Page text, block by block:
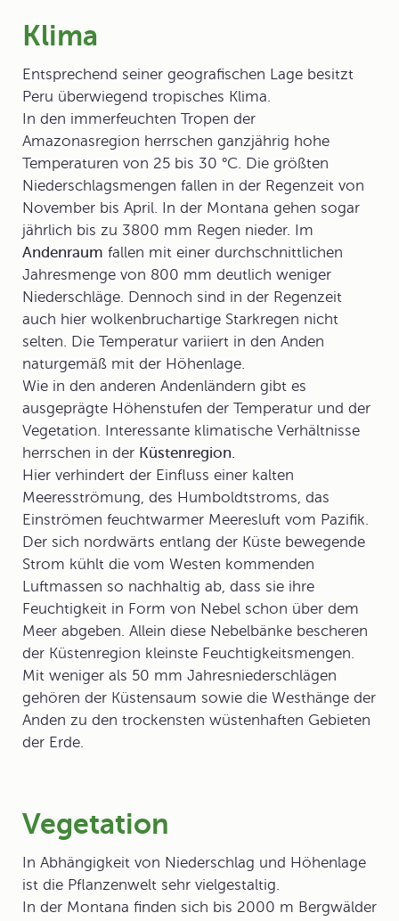
Klima
Entsprechend seiner geografischen Lage besitzt
Peru überwiegend tropisches Klima.
In den immerfeuchten Tropen der
Amazonasregion herrschen ganzjährig hohe
Temperaturen von 25 bis 30 °C. Die größten
Niederschlagsmengen fallen in der Regenzeit von
November bis April. In der Montana gehen sogar
jährlich bis zu 3800 mm Regen nieder. Im
Andenraum fallen mit einer durchschnittlichen
Jahresmenge von 800 mm deutlich weniger
Niederschläge. Dennoch sind in der Regenzeit
auch hier wolkenbruchartige Starkregen nicht
selten. Die Temperatur variiert in den Anden
naturgemäß mit der Höhenlage.
Wie in den anderen Andenländern gibt es
ausgeprägte Höhenstufen der Temperatur und der
Vegetation. Interessante klimatische Verhältnisse
herrschen in der Küstenregion.
Hier verhindert der Einfluss einer kalten
Meeresströmung, des Humboldtstroms, das
Einströmen feuchtwarmer Meeresluft vom Pazifik.
Der sich nordwärts entlang der Küste bewegende
Strom kühlt die vom Westen kommenden
Luftmassen so nachhaltig ab, dass sie ihre
Feuchtigkeit in Form von Nebel schon über dem
Meer abgeben. Allein diese Nebelbänke bescheren
der Küstenregion kleinste Feuchtigkeitsmengen.
Mit weniger als 50 mm Jahresniederschlägen
gehören der Küstensaum sowie die Westhänge der
Anden zu den trockensten wüstenhaften Gebieten
der Erde.
Vegetation
In Abhängigkeit von Niederschlag und Höhenlage
ist die Pflanzenwelt sehr vielgestaltig.
In der Montana finden sich bis 2000 m Bergwälder